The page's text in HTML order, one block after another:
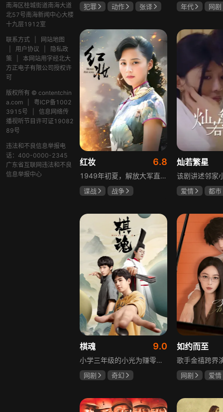
南海区桂城街道南海大道
北57号南海新闻中心大楼
十九层1912室
联系方式
网站地图
用户协议
隐私政
策
本网站用字经北大
方正电子有限公司授权许
可
版权所有 © contentchin
a.com
粤ICP备1002
3915号
信息网络传
播视听节目许可证19082
89号
违法和不良信息举报电
话：400-0000-2345
广东省互联网违法和不良
信息举报中心
犯罪 动作
张译
年代
网剧
红妆 6.8
1949年初夏，解放大军直抵上海，国民党国防部保密局的中共地下党员邓家骥奉命撤往台湾，其妻同为地下党的沈荷因临产被留在上海。新中国成立之初，面对敌特的破坏活动，斗争形势严峻，沈荷隐藏真实身份，继续与敌人展开新一轮斗争，在隐秘战线坚守信仰，为新政权的稳定默默奉献。
谍战
战争
灿若繁星
爱情
都市
棋魂 9.0
小学三年级的小光为赚零用钱到爷爷家寻宝，偶然翻出旧棋盘，接触棋盘的一瞬间，附身棋盘中的棋士褚嬴的灵魂进入了小光体内。后来小光在学校围棋会所结识少年天才小亮，为测试褚嬴实力，小光贸然与小亮对弈并小胜，他误以为褚嬴棋力平平，小亮却大受打击。数日后小亮再次挑战，再次惨败在褚嬴手下，二人从此成了相爱相杀的棋坛宿敌。在褚嬴指导下，小光进步神速，逐渐对围棋产生兴趣，最终在全国大赛与小亮激战中，褚嬴下出绝妙一局，小光却看出更高一着，终于在自己努力、褚嬴帮助和与小亮的磨练中，独立对弈，燃起真正的棋魂。
网剧
奇幻
如约而至
网剧
爱情